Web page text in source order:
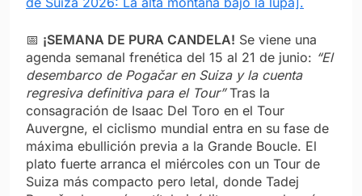
📅 ¡SEMANA DE PURA CANDELA! Se viene una
agenda semanal frenética del 15 al 21 de junio: “El
desembarco de Pogačar en Suiza y la cuenta
regresiva definitiva para el Tour”Tras la
consagración de Isaac Del Toro en el Tour
Auvergne, el ciclismo mundial entra en su fase de
máxima ebullición previa a la Grande Boucle. El
plato fuerte arranca el miércoles con un Tour de
Suiza más compacto pero letal, donde Tadej